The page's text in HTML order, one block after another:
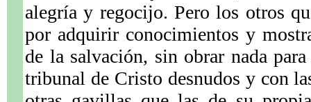
alegría y regocijo. Pero los otros
por adquirir conocimientos y
de la salvación, sin obrar nada
tribunal de Cristo desnudos y con